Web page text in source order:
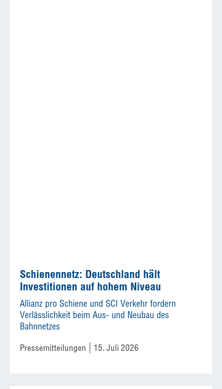
Schienennetz: Deutschland hält
Investitionen auf hohem Niveau
Allianz pro Schiene und SCI Verkehr fordern
Verlässlichkeit beim Aus- und Neubau des
Bahnnetzes
Pressemitteilungen 15. Juli 2026